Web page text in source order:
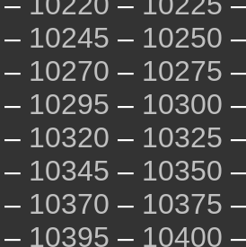
– 10245 – 10250
– 10270 – 10275
– 10295 – 10300
– 10320 – 10325
– 10345 – 10350
– 10370 – 10375
– 10395 – 10400